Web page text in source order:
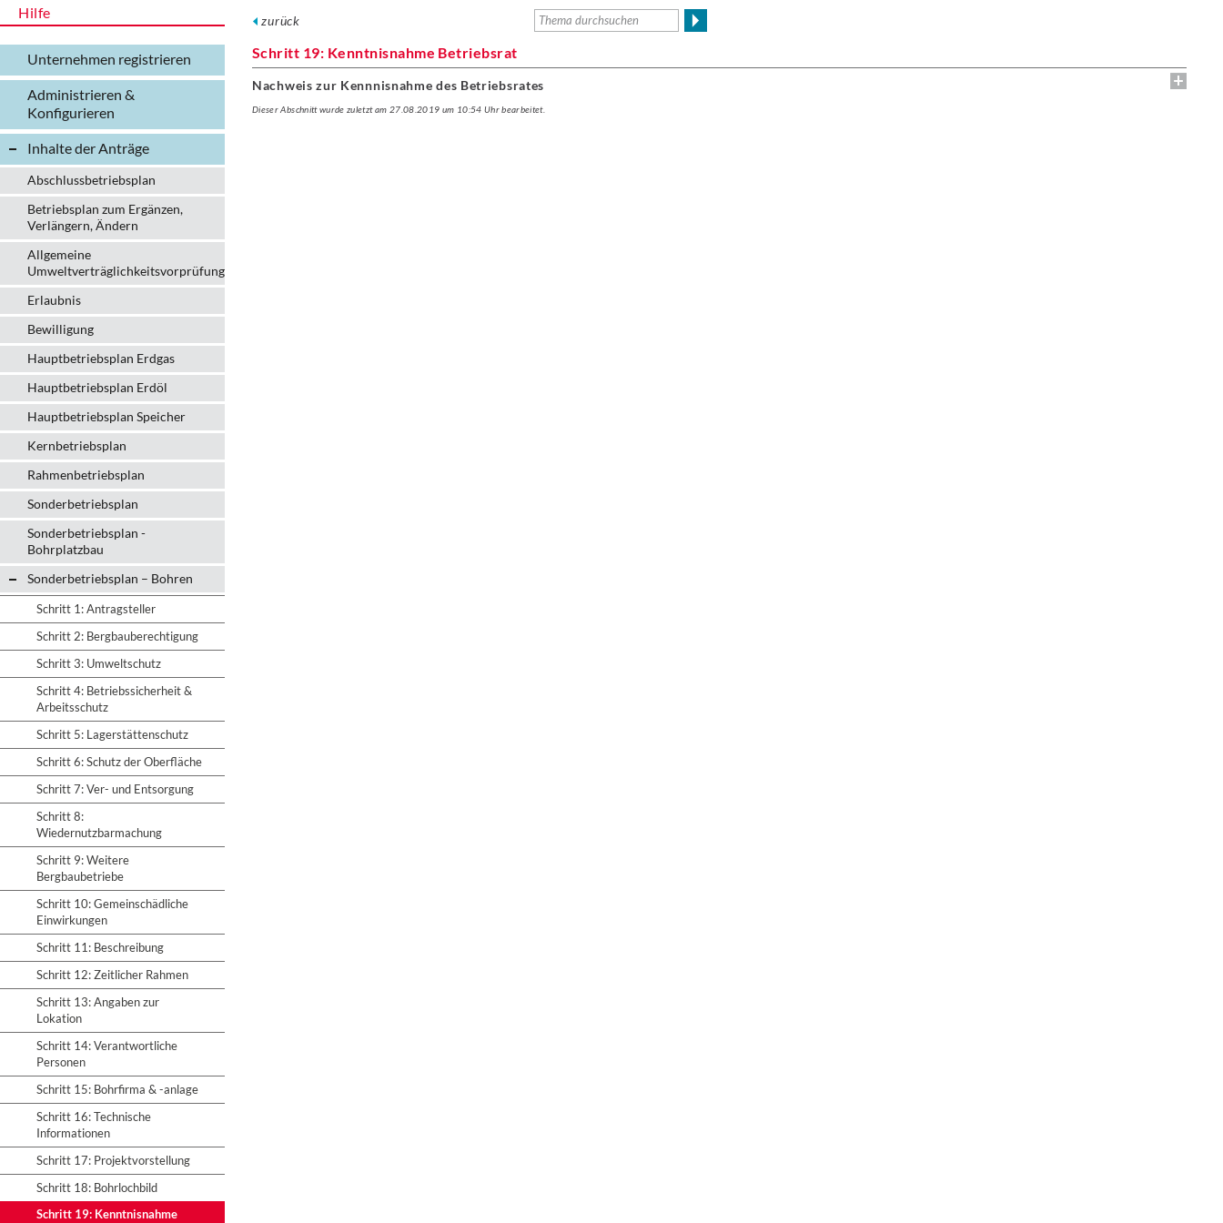
Hilfe
Unternehmen registrieren
Administrieren &
Konfigurieren
Inhalte der Anträge
Abschlussbetriebsplan
Betriebsplan zum Ergänzen,
Verlängern, Ändern
Allgemeine
Umweltverträglichkeitsvorprüfung
Erlaubnis
Bewilligung
Hauptbetriebsplan Erdgas
Hauptbetriebsplan Erdöl
Hauptbetriebsplan Speicher
Kernbetriebsplan
Rahmenbetriebsplan
Sonderbetriebsplan
Sonderbetriebsplan -
Bohrplatzbau
Sonderbetriebsplan – Bohren
Schritt 1: Antragsteller
Schritt 2: Bergbauberechtigung
Schritt 3: Umweltschutz
Schritt 4: Betriebssicherheit &
Arbeitsschutz
Schritt 5: Lagerstättenschutz
Schritt 6: Schutz der Oberfläche
Schritt 7: Ver- und Entsorgung
Schritt 8:
Wiedernutzbarmachung
Schritt 9: Weitere
Bergbaubetriebe
Schritt 10: Gemeinschädliche
Einwirkungen
Schritt 11: Beschreibung
Schritt 12: Zeitlicher Rahmen
Schritt 13: Angaben zur
Lokation
Schritt 14: Verantwortliche
Personen
Schritt 15: Bohrfirma & -anlage
Schritt 16: Technische
Informationen
Schritt 17: Projektvorstellung
Schritt 18: Bohrlochbild
Schritt 19: Kenntnisnahme
zurück
Schritt 19: Kenntnisnahme Betriebsrat
Nachweis zur Kennnisnahme des Betriebsrates
Dieser Abschnitt wurde zuletzt am 27.08.2019 um 10:54 Uhr bearbeitet.